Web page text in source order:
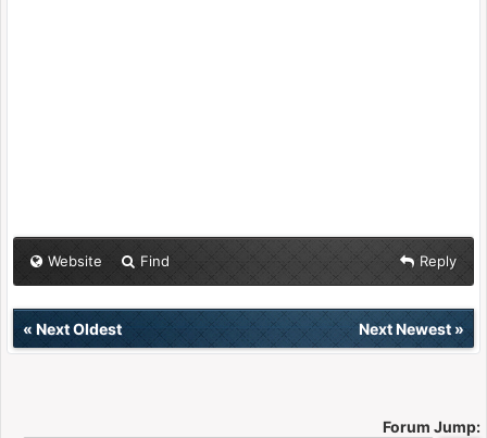
Website Find Reply
« Next Oldest Next Newest»
Forum Jump: